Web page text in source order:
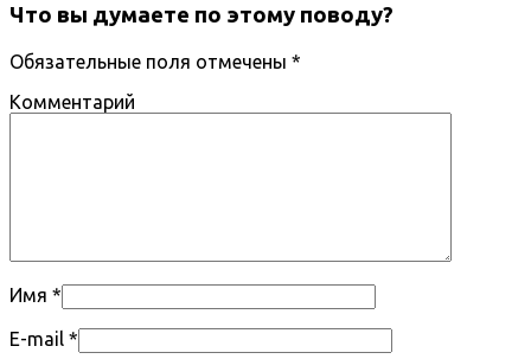
Что вы думаете по этому поводу?
Обязательные поля отмечены *
Комментарий
Имя *
E-mail *